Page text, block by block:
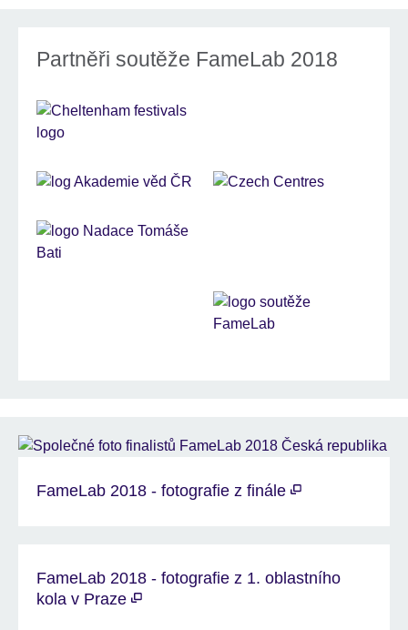
Partněři soutěže FameLab 2018
FameLab 2018 - fotografie z finále
FameLab 2018 - fotografie z 1. oblastního
kola v Praze